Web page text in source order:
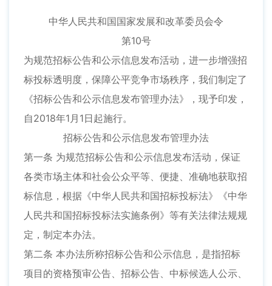
中华人民共和国国家发展和改革委员会令
第10号
为规范招标公告和公示信息发布活动，进一步增强招
标投标透明度，保障公平竞争市场秩序，我们制定了
《招标公告和公示信息发布管理办法》，现予印发，
自2018年1月1日起施行。
招标公告和公示信息发布管理办法
第一条 为规范招标公告和公示信息发布活动，保证
各类市场主体和社会公众平等、便捷、准确地获取招
标信息，根据《中华人民共和国招标投标法》《中华
人民共和国招标投标法实施条例》等有关法律法规规
定，制定本办法。
第二条 本办法所称招标公告和公示信息，是指招标
项目的资格预审公告、招标公告、中标候选人公示、